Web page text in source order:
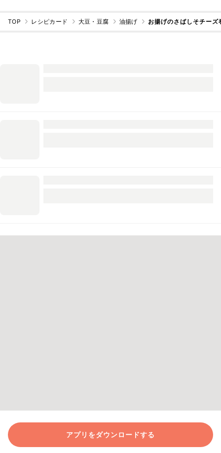
TOP レシピカード 大豆・豆腐 油揚げ お揚げのさばしそチーズ
アプリをダウンロードする